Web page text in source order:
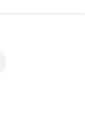
Adicionar: No. 26